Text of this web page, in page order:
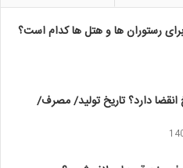
برای رستوران ها و هتل ها کدام است؟
انقضا دارد؟ تاریخ تولید/ مصرف/